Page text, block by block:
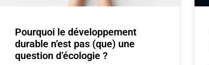
Pourquoi le développement
durable n’est pas (que) une
question d’écologie ?